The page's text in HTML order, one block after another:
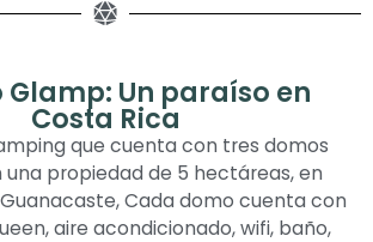
Glamp: Un paraíso en
Costa Rica
que cuenta con tres domos
una propiedad de 5 hectáreas, en
Cada domo cuenta con
aire acondicionado, wifi, baño,